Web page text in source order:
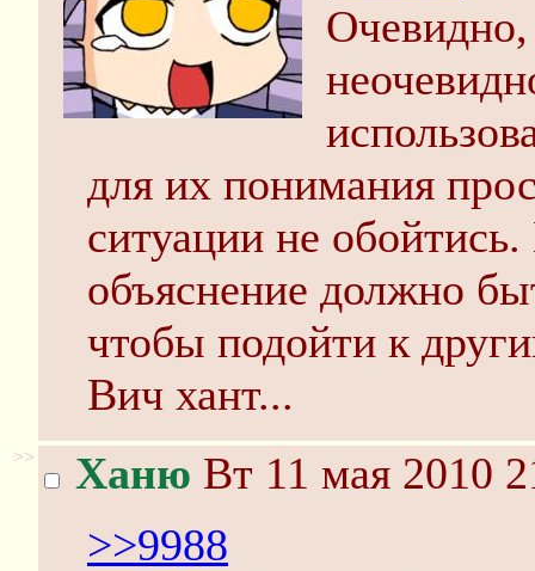
для их понимания
ситуации не
объяснение должно
чтобы подойти к
Вич хант...
>> Ханю Вт 11 мая 2010
>>9988